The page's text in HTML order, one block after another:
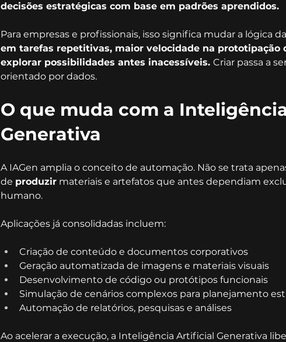
decisões estratégicas com base em padrões aprendidos.
Para empresas e profissionais, isso significa mudar a lógica
em tarefas repetitivas, maior velocidade na prototipação
explorar possibilidades antes inacessíveis. Criar passa a
orientado por dados.
O que muda com a
Generativa
A IAGen amplia o conceito de automação. Não se trata
de produzir materiais e artefatos que antes dependiam
humano.
Aplicações já consolidadas incluem:
Criação de conteúdo e documentos corporativos
Geração automatizada de imagens e materiais visuais
Desenvolvimento de código ou protótipos funcionais
Simulação de cenários complexos para planejamento
Automação de relatórios, pesquisas e análises
Ao acelerar a execução, a Inteligência Artificial Generativa